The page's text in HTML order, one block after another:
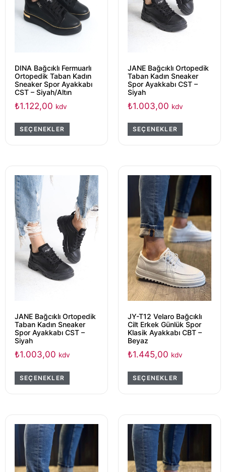
DINA Bağcıklı Fermuarlı
Ortopedik Taban Kadın
Sneaker Spor Ayakkabı
CST – Siyah/Altın
₺1.122,00 kdv
SEÇENEKLER
JANE Bağcıklı Ortopedik
Taban Kadın Sneaker
Spor Ayakkabı CST –
Siyah
₺1.003,00 kdv
SEÇENEKLER
JANE Bağcıklı Ortopedik
Taban Kadın Sneaker
Spor Ayakkabı CST –
Siyah
₺1.003,00 kdv
SEÇENEKLER
JY-T12 Velaro Bağcıklı
Cilt Erkek Günlük Spor
Klasik Ayakkabı CBT –
Beyaz
₺1.445,00 kdv
SEÇENEKLER